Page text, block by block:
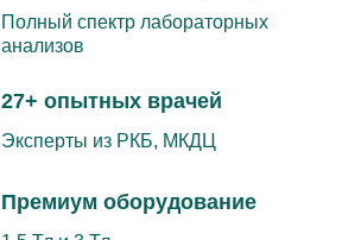
Полный спектр лабораторных
анализов
27+ опытных врачей
Эксперты из РКБ, МКДЦ
Премиум оборудование